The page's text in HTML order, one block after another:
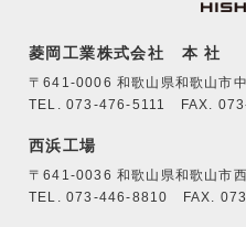
菱岡工業株式会社 本 社
〒641-0006 和歌山県和歌山市
TEL. 073-476-5111 FAX.
西浜工場
〒641-0036 和歌山県和歌山市
TEL. 073-446-8810 FAX.